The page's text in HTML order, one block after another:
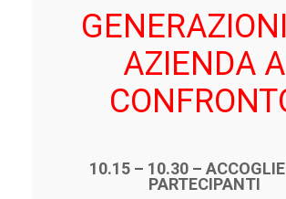
G
AZIENDA A
10.15 – 10.30 –
PARTECIPANTI